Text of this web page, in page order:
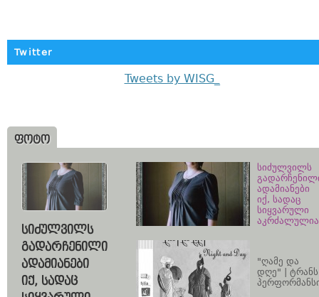
Twitter
Tweets by WISG_
ᲤᲝᲢᲝ
ᲡᲘᲫᲣᲚᲕᲘᲚᲡ
ᲒᲐᲓᲐᲠᲩᲔᲜᲘᲚᲘ
ᲐᲓᲐᲛᲘᲐᲜᲔᲑᲘ
ᲘᲥ, ᲡᲐᲓᲐᲪ
სიძულვილს
ადამიანები
იქ, სადაც
სიყვარული
აკრძალულია
"ღამე და
დღე" | ტრანს